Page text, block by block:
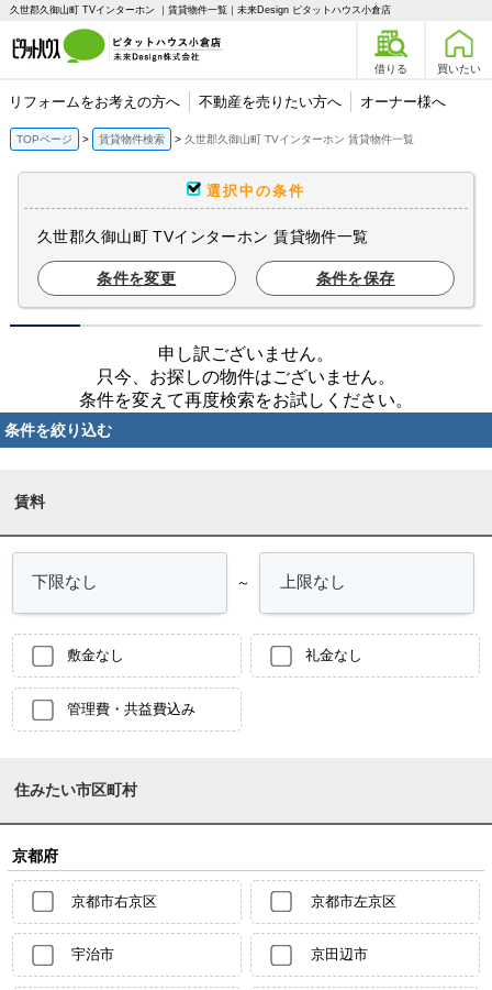
久世郡久御山町 TVインターホン ｜賃貸物件一覧｜未来Design ピタットハウス小倉店
借りる 買いたい
リフォームをお考えの方へ 不動産を売りたい方へ オーナー様へ
TOPページ 賃貸物件検索 久世郡久御山町 TVインターホン 賃貸物件一覧
選択中の条件
久世郡久御山町 TVインターホン 賃貸物件一覧
条件を変更 条件を保存
申し訳ございません。
只今、お探しの物件はございません。
条件を変えて再度検索をお試しください。
条件を絞り込む
賃料
～
敷金なし 礼金なし
管理費・共益費込み
住みたい市区町村
京都府
京都市右京区 京都市左京区
宇治市 京田辺市